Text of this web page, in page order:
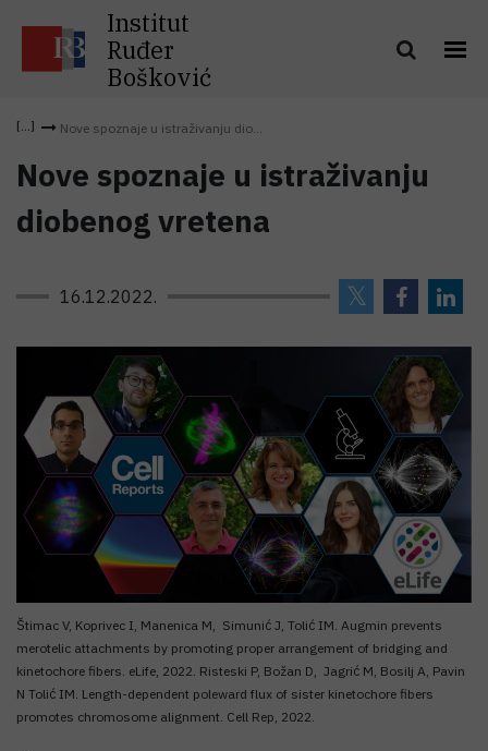
Institut
Ruđer
Bošković
Nove spoznaje u istraživanju dio...
Nove spoznaje u istraživanju
diobenog vretena
16.12.2022.
Štimac V, Koprivec I, Manenica M, Simunić J, Tolić IM. Augmin prevents
merotelic attachments by promoting proper arrangement of bridging and
kinetochore fibers. eLife, 2022. Risteski P, Božan D, Jagrić M, Bosilj A, Pavin
N Tolić IM. Length-dependent poleward flux of sister kinetochore fibers
promotes chromosome alignment. Cell Rep, 2022.